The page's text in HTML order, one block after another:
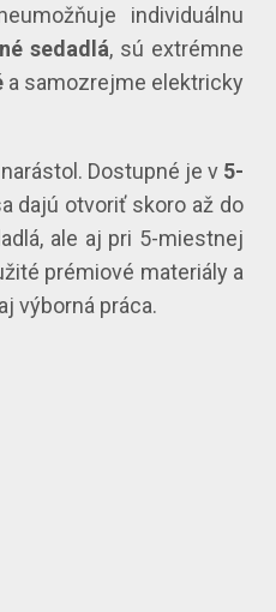
individuálnu
sedadlá, sú extrémne
a samozrejme elektricky
Dostupné je v 5-
dajú otvoriť skoro až do
ale aj pri 5-miestnej
prémiové materiály a
výborná práca.